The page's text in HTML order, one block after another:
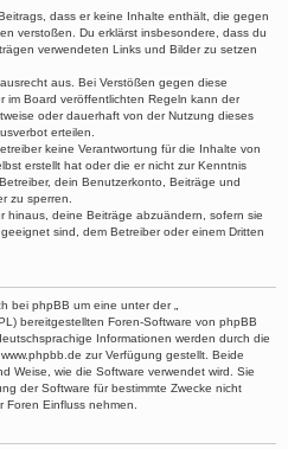
dass er keine Inhalte enthält, die gegen
verstoßen. Du erklärst insbesondere, dass du
verwendeten Links und Bilder zu setzen
aus. Bei Verstößen gegen diese
im Board veröffentlichten Regeln kann der
oder dauerhaft von der Nutzung dieses
erteilen.
keine Verantwortung für die Inhalte von
erstellt hat oder die er nicht zur Kenntnis
dein Benutzerkonto, Beiträge und
zu sperren.
hinaus, deine Beiträge abzuändern, sofern sie
sind, dem Betreiber oder einem Dritten
bei phpBB um eine unter der „
bereitgestellten Foren-Software von phpBB
Informationen werden durch die
zur Verfügung gestellt. Beide
Weise, wie die Software verwendet wird. Sie
der Software für bestimmte Zwecke nicht
Einfluss nehmen.